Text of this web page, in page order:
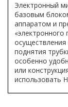
Электронный
базовым
аппаратом и
«электронного
поднятия
особенно
или
использовать